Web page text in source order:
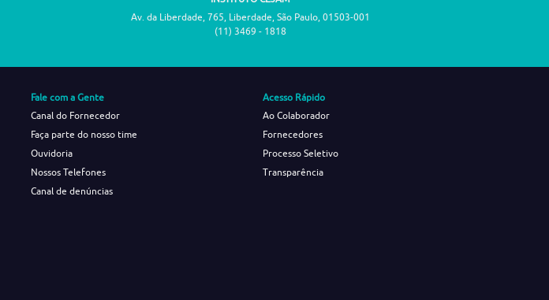
Av. da Liberdade, 765, Liberdade, São Paulo, 01503-001
(11) 3469 - 1818
Fale com a Gente
Canal do Fornecedor
Faça parte do nosso time
Ouvidoria
Nossos Telefones
Canal de denúncias
Acesso Rápido
Ao Colaborador
Fornecedores
Processo Seletivo
Transparência